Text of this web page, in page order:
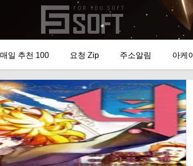
매일 추천 100 요청 Zip 주소알림 아케